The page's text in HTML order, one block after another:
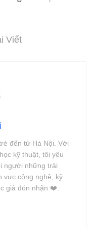
Viết
đến từ Hà Nội. Với
kỹ thuật, tôi yêu
người những trải
vực công nghệ, kỹ
giả đón nhận ❤️.